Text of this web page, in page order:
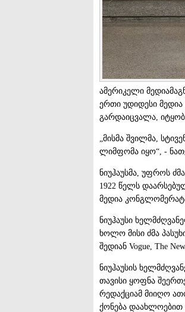
ამერიკელი
ერთი უდიდესი მედია
გარდაიცვალა,
„მისმა შვილმა,
ლიმფომა იყო“, -
ნიუჰაუსმა, უფროს
1922 წელს
მედია
ნიუჰაუსი
ხოლო მისი ძმა
შედიან Vogue, The
ნიუჰაუსის
თავისი ყოფნა
რედაქციამ მიიღო
ქონება